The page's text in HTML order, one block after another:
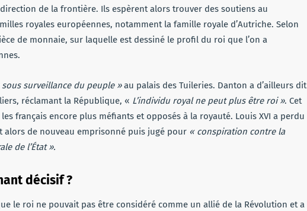
de la frontière. Ils espèrent alors trouver des soutiens au
royales européennes, notamment la famille royale d’Autriche. Selon
de monnaie, sur laquelle est dessiné le profil du roi que l’on a
sous surveillance du peuple »au palais des Tuileries. Danton a d’ailleurs dit
réclamant la République, « L’individu royal ne peut plus être roi ». Cet
français encore plus méfiants et opposés à la royauté. Louis XVI a perdu
alors de nouveau emprisonné puis jugé pour « conspiration contre la
de l’État ».
décisif ?
le roi ne pouvait pas être considéré comme un allié de la Révolution et a